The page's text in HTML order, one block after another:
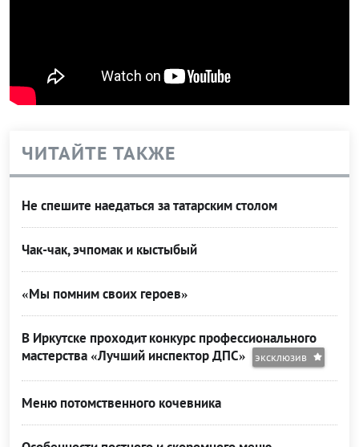
ЧИТАЙТЕ ТАКЖЕ
Не спешите наедаться за татарским столом
Чак-чак, эчпомак и кыстыбый
«Мы помним своих героев»
В Иркутске проходит конкурс профессионального
мастерства «Лучший инспектор ДПС»
эксклюзив
Меню потомственного кочевника